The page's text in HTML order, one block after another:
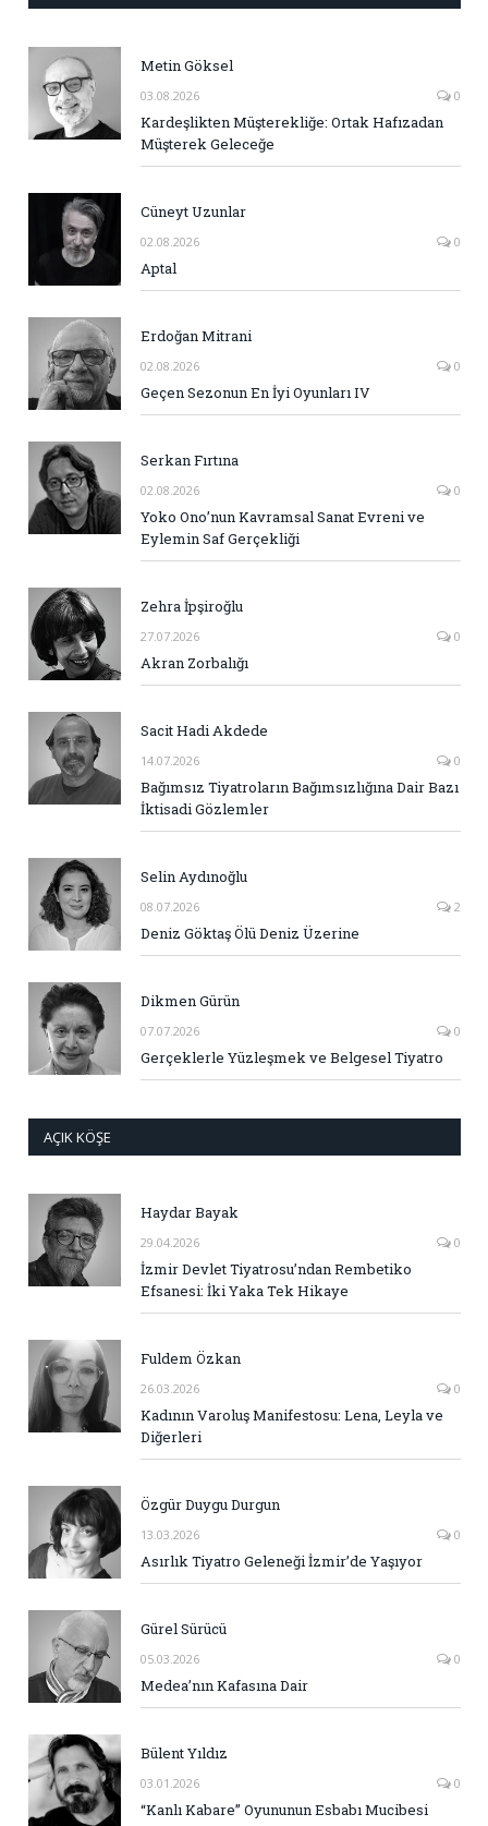
Metin Göksel
03.08.2026 0
Kardeşlikten Müşterekliğe: Ortak Hafızadan
Müşterek Geleceğe
Cüneyt Uzunlar
02.08.2026 0
Aptal
Erdoğan Mitrani
02.08.2026 0
Geçen Sezonun En İyi Oyunları IV
Serkan Fırtına
02.08.2026 0
Yoko Ono’nun Kavramsal Sanat Evreni ve
Eylemin Saf Gerçekliği
Zehra İpşiroğlu
27.07.2026 0
Akran Zorbalığı
Sacit Hadi Akdede
14.07.2026 0
Bağımsız Tiyatroların Bağımsızlığına Dair Bazı
İktisadi Gözlemler
Selin Aydınoğlu
08.07.2026 2
Deniz Göktaş Ölü Deniz Üzerine
Dikmen Gürün
07.07.2026 0
Gerçeklerle Yüzleşmek ve Belgesel Tiyatro
AÇIK KÖŞE
Haydar Bayak
29.04.2026 0
İzmir Devlet Tiyatrosu’ndan Rembetiko
Efsanesi: İki Yaka Tek Hikaye
Fuldem Özkan
26.03.2026 0
Kadının Varoluş Manifestosu: Lena, Leyla ve
Diğerleri
Özgür Duygu Durgun
13.03.2026 0
Asırlık Tiyatro Geleneği İzmir’de Yaşıyor
Gürel Sürücü
05.03.2026 0
Medea’nın Kafasına Dair
Bülent Yıldız
03.01.2026 0
“Kanlı Kabare” Oyununun Esbabı Mucibesi